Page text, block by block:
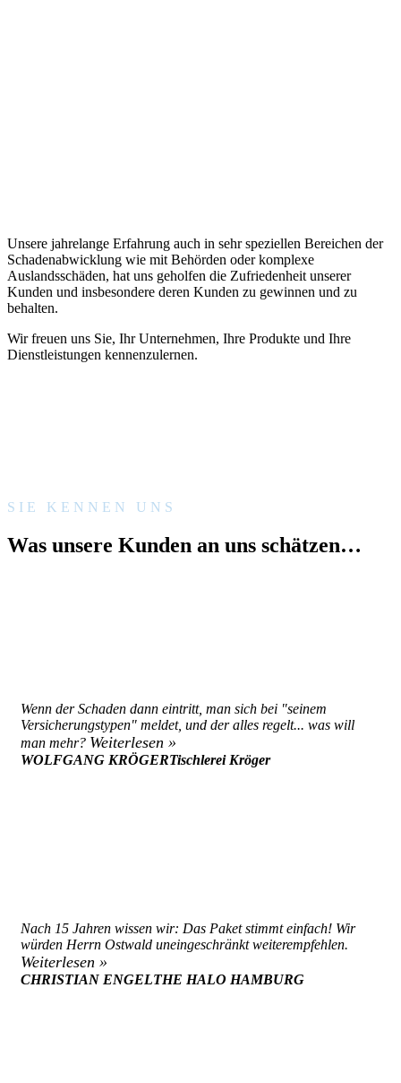
Unsere jahrelange Erfahrung auch in sehr speziellen Bereichen der
Schadenabwicklung wie mit Behörden oder komplexe
Auslandsschäden, hat uns geholfen die Zufriedenheit unserer
Kunden und insbesondere deren Kunden zu gewinnen und zu
behalten.
Wir freuen uns Sie, Ihr Unternehmen, Ihre Produkte und Ihre
Dienstleistungen kennenzulernen.
SIE KENNEN UNS
Was unsere Kunden an uns schätzen…
WOLFGANG KRÖGERTischlerei Kröger
Wenn der Schaden dann eintritt, man sich bei "seinem
Versicherungstypen" meldet, und der alles regelt... was will
man mehr? Weiterlesen »
CHRISTIAN ENGELTHE HALO HAMBURG
Nach 15 Jahren wissen wir: Das Paket stimmt einfach! Wir
würden Herrn Ostwald uneingeschränkt weiterempfehlen.
Weiterlesen »